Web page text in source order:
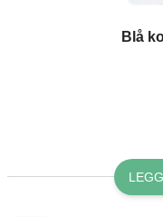
The price depends on the